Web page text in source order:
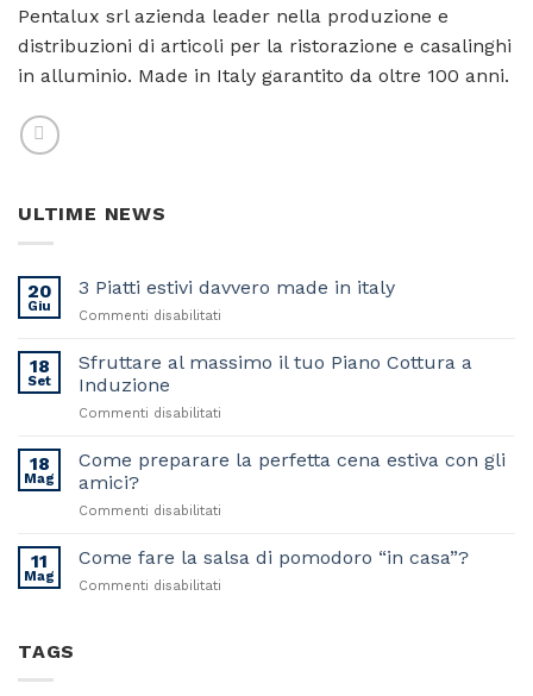
Pentalux srl azienda leader nella produzione e
distribuzioni di articoli per la ristorazione e casalinghi
in alluminio. Made in Italy garantito da oltre 100 anni.
ULTIME NEWS
20
Giu
3 Piatti estivi davvero made in italy
Commenti disabilitati
Piatti
italy
18
Set
Sfruttare al massimo il tuo Piano Cottura a
Induzione
Commenti disabilitati
massimo
Cottura
18
Mag
Come preparare la perfetta cena estiva con gli
amici?
Commenti disabilitati
preparare
11
Mag
Come fare la salsa di pomodoro “in casa”?
Commenti disabilitati
TAGS